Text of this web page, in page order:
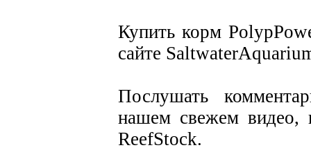
Купить корм
сайте
Послушать
нашем свежем видео,
ReefStock.